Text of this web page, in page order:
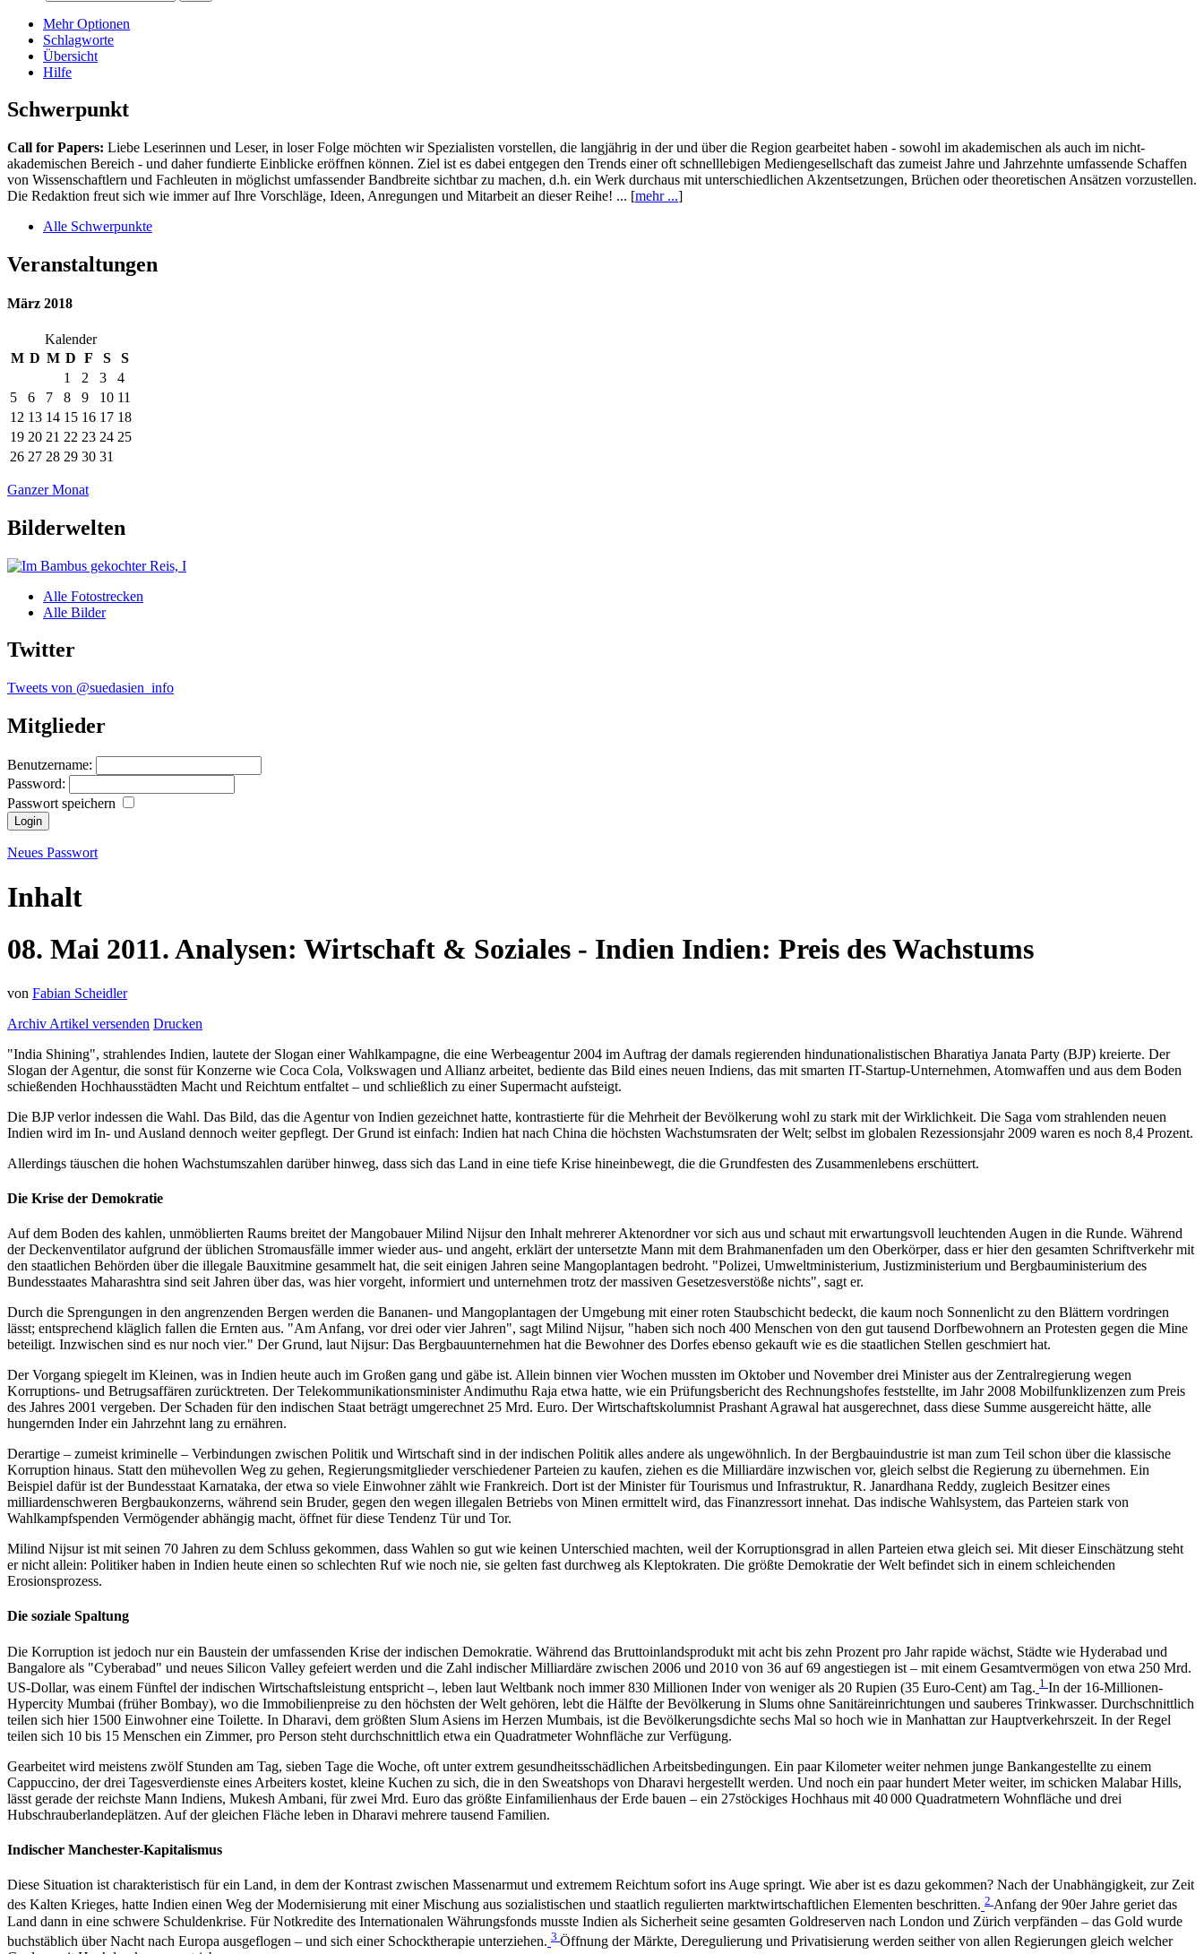
Mehr Optionen
Schlagworte
Übersicht
Hilfe
Schwerpunkt
Call for Papers: Liebe Leserinnen und Leser, in loser Folge möchten wir Spezialisten vorstellen, die langjährig in der und über die Region gearbeitet haben - sowohl im akademischen als auch im nicht-
akademischen Bereich - und daher fundierte Einblicke eröffnen können. Ziel ist es dabei entgegen den Trends einer oft schnelllebigen Mediengesellschaft das zumeist Jahre und Jahrzehnte umfassende Schaffen
von Wissenschaftlern und Fachleuten in möglichst umfassender Bandbreite sichtbar zu machen, d.h. ein Werk durchaus mit unterschiedlichen Akzentsetzungen, Brüchen oder theoretischen Ansätzen vorzustellen.
Die Redaktion freut sich wie immer auf Ihre Vorschläge, Ideen, Anregungen und Mitarbeit an dieser Reihe! ... [mehr ...]
Alle Schwerpunkte
Veranstaltungen
März 2018
Kalender
M D M D F S
S
1
2 3
4
5
6 7 8 9 10 11
12 13 14 15 16 17 18
19 20 21 22 23 24 25
26 27 28 29 30 31
Ganzer Monat
Bilderwelten
Alle Fotostrecken
Alle Bilder
Twitter
Tweets von @suedasien_info
Mitglieder
Benutzername:
Password:
Passwort speichern
Neues Passwort
Inhalt
08. Mai 2011.Analysen: Wirtschaft & Soziales - Indien Indien: Preis des Wachstums
von Fabian Scheidler
Archiv Artikel versenden Drucken
"India Shining", strahlendes Indien, lautete der Slogan einer Wahlkampagne, die eine Werbeagentur 2004 im Auftrag der damals regierenden hindunationalistischen Bharatiya Janata Party (BJP) kreierte. Der
Slogan der Agentur, die sonst für Konzerne wie Coca Cola, Volkswagen und Allianz arbeitet, bediente das Bild eines neuen Indiens, das mit smarten IT-Startup-Unternehmen, Atomwaffen und aus dem Boden
schießenden Hochhausstädten Macht und Reichtum entfaltet – und schließlich zu einer Supermacht aufsteigt.
Die BJP verlor indessen die Wahl. Das Bild, das die Agentur von Indien gezeichnet hatte, kontrastierte für die Mehrheit der Bevölkerung wohl zu stark mit der Wirklichkeit. Die Saga vom strahlenden neuen
Indien wird im In- und Ausland dennoch weiter gepflegt. Der Grund ist einfach: Indien hat nach China die höchsten Wachstumsraten der Welt; selbst im globalen Rezessionsjahr 2009 waren es noch 8,4 Prozent.
Allerdings täuschen die hohen Wachstumszahlen darüber hinweg, dass sich das Land in eine tiefe Krise hineinbewegt, die die Grundfesten des Zusammenlebens erschüttert.
Die Krise der Demokratie
Auf dem Boden des kahlen, unmöblierten Raums breitet der Mangobauer Milind Nijsur den Inhalt mehrerer Aktenordner vor sich aus und schaut mit erwartungsvoll leuchtenden Augen in die Runde. Während
der Deckenventilator aufgrund der üblichen Stromausfälle immer wieder aus- und angeht, erklärt der untersetzte Mann mit dem Brahmanenfaden um den Oberkörper, dass er hier den gesamten Schriftverkehr mit
den staatlichen Behörden über die illegale Bauxitmine gesammelt hat, die seit einigen Jahren seine Mangoplantagen bedroht. "Polizei, Umweltministerium, Justizministerium und Bergbauministerium des
Bundesstaates Maharashtra sind seit Jahren über das, was hier vorgeht, informiert und unternehmen trotz der massiven Gesetzesverstöße nichts", sagt er.
Durch die Sprengungen in den angrenzenden Bergen werden die Bananen- und Mangoplantagen der Umgebung mit einer roten Staubschicht bedeckt, die kaum noch Sonnenlicht zu den Blättern vordringen
lässt; entsprechend kläglich fallen die Ernten aus. "Am Anfang, vor drei oder vier Jahren", sagt Milind Nijsur, "haben sich noch 400 Menschen von den gut tausend Dorfbewohnern an Protesten gegen die Mine
beteiligt. Inzwischen sind es nur noch vier." Der Grund, laut Nijsur: Das Bergbauunternehmen hat die Bewohner des Dorfes ebenso gekauft wie es die staatlichen Stellen geschmiert hat.
Der Vorgang spiegelt im Kleinen, was in Indien heute auch im Großen gang und gäbe ist. Allein binnen vier Wochen mussten im Oktober und November drei Minister aus der Zentralregierung wegen
Korruptions- und Betrugsaffären zurücktreten. Der Telekommunikationsminister Andimuthu Raja etwa hatte, wie ein Prüfungsbericht des Rechnungshofes feststellte, im Jahr 2008 Mobilfunklizenzen zum Preis
des Jahres 2001 vergeben. Der Schaden für den indischen Staat beträgt umgerechnet 25 Mrd. Euro. Der Wirtschaftskolumnist Prashant Agrawal hat ausgerechnet, dass diese Summe ausgereicht hätte, alle
hungernden Inder ein Jahrzehnt lang zu ernähren.
Derartige – zumeist kriminelle – Verbindungen zwischen Politik und Wirtschaft sind in der indischen Politik alles andere als ungewöhnlich. In der Bergbauindustrie ist man zum Teil schon über die klassische
Korruption hinaus. Statt den mühevollen Weg zu gehen, Regierungsmitglieder verschiedener Parteien zu kaufen, ziehen es die Milliardäre inzwischen vor, gleich selbst die Regierung zu übernehmen. Ein
Beispiel dafür ist der Bundesstaat Karnataka, der etwa so viele Einwohner zählt wie Frankreich. Dort ist der Minister für Tourismus und Infrastruktur, R. Janardhana Reddy, zugleich Besitzer eines
milliardenschweren Bergbaukonzerns, während sein Bruder, gegen den wegen illegalen Betriebs von Minen ermittelt wird, das Finanzressort innehat. Das indische Wahlsystem, das Parteien stark von
Wahlkampfspenden Vermögender abhängig macht, öffnet für diese Tendenz Tür und Tor.
Milind Nijsur ist mit seinen 70 Jahren zu dem Schluss gekommen, dass Wahlen so gut wie keinen Unterschied machten, weil der Korruptionsgrad in allen Parteien etwa gleich sei. Mit dieser Einschätzung steht
er nicht allein: Politiker haben in Indien heute einen so schlechten Ruf wie noch nie, sie gelten fast durchweg als Kleptokraten. Die größte Demokratie der Welt befindet sich in einem schleichenden
Erosionsprozess.
Die soziale Spaltung
Die Korruption ist jedoch nur ein Baustein der umfassenden Krise der indischen Demokratie. Während das Bruttoinlandsprodukt mit acht bis zehn Prozent pro Jahr rapide wächst, Städte wie Hyderabad und
Bangalore als "Cyberabad" und neues Silicon Valley gefeiert werden und die Zahl indischer Milliardäre zwischen 2006 und 2010 von 36 auf 69 angestiegen ist – mit einem Gesamtvermögen von etwa 250 Mrd.
US-Dollar, was einem Fünftel der indischen Wirtschaftsleistung entspricht –, leben laut Weltbank noch immer 830 Millionen Inder von weniger als 20 Rupien (35 Euro-Cent) am Tag. 1 In der 16-Millionen-
Hypercity Mumbai (früher Bombay), wo die Immobilienpreise zu den höchsten der Welt gehören, lebt die Hälfte der Bevölkerung in Slums ohne Sanitäreinrichtungen und sauberes Trinkwasser. Durchschnittlich
teilen sich hier 1500 Einwohner eine Toilette. In Dharavi, dem größten Slum Asiens im Herzen Mumbais, ist die Bevölkerungsdichte sechs Mal so hoch wie in Manhattan zur Hauptverkehrszeit. In der Regel
teilen sich 10 bis 15 Menschen ein Zimmer, pro Person steht durchschnittlich etwa ein Quadratmeter Wohnfläche zur Verfügung.
Gearbeitet wird meistens zwölf Stunden am Tag, sieben Tage die Woche, oft unter extrem gesundheitsschädlichen Arbeitsbedingungen. Ein paar Kilometer weiter nehmen junge Bankangestellte zu einem
Cappuccino, der drei Tagesverdienste eines Arbeiters kostet, kleine Kuchen zu sich, die in den Sweatshops von Dharavi hergestellt werden. Und noch ein paar hundert Meter weiter, im schicken Malabar Hills,
lässt gerade der reichste Mann Indiens, Mukesh Ambani, für zwei Mrd. Euro das größte Einfamilienhaus der Erde bauen – ein 27stöckiges Hochhaus mit 40 000 Quadratmetern Wohnfläche und drei
Hubschrauberlandeplätzen. Auf der gleichen Fläche leben in Dharavi mehrere tausend Familien.
Indischer Manchester-Kapitalismus
Diese Situation ist charakteristisch für ein Land, in dem der Kontrast zwischen Massenarmut und extremem Reichtum sofort ins Auge springt. Wie aber ist es dazu gekommen? Nach der Unabhängigkeit, zur Zeit
des Kalten Krieges, hatte Indien einen Weg der Modernisierung mit einer Mischung aus sozialistischen und staatlich regulierten marktwirtschaftlichen Elementen beschritten. 2 Anfang der 90er Jahre geriet das
Land dann in eine schwere Schuldenkrise. Für Notkredite des Internationalen Währungsfonds musste Indien als Sicherheit seine gesamten Goldreserven nach London und Zürich verpfänden – das Gold wurde
buchstäblich über Nacht nach Europa ausgeflogen – und sich einer Schocktherapie unterziehen. 3 Öffnung der Märkte, Deregulierung und Privatisierung werden seither von allen Regierungen gleich welcher